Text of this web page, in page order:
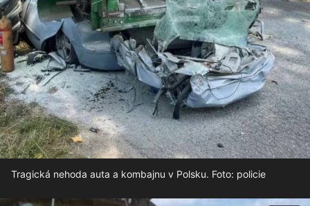
Tragická nehoda auta a kombajnu v Polsku. Foto: policie